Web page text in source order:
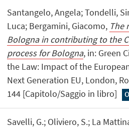
Santangelo, Angela; Tondelli,
Luca; Bergamini, Giacomo, The
Bologna in contributing to the
process for Bologna, in: Green
the Law: Impact of the
Next Generation EU, London,
144 [Capitolo/Saggio in libro]
Savelli, G.; Oliviero, S.; La